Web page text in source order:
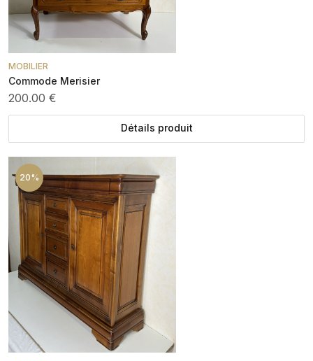
MOBILIER
Commode Merisier
200.00 €
Détails produit
20%